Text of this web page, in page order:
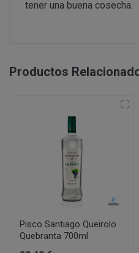
tener una buena cosecha.
https://www.youtube.com/
Productos
Pisco Santiago Queirolo
Quebranta 700ml
Interés legítimo del
PROCESO DE
recogida de datos en
que el cliente deberá
PERUSTOCKS.
Los pasos a seguir
Una vez dentro
requeridos a tal
newsletter. En la
Accedemos a la
identifica..